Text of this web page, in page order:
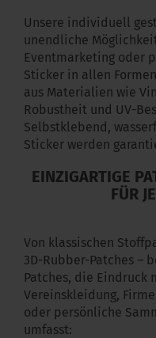
Unsere individuell
unendliche
Eventmarketing oder
Sticker in allen
aus Materialien wie
Robustheit und UV-
Selbstklebend,
Sticker werden
EINZIGARTIGE
FÜR
Von klassischen
3D-Rubber-Patches –
Patches, die Eindruck
Vereinskleidung,
oder persönliche
umfasst: